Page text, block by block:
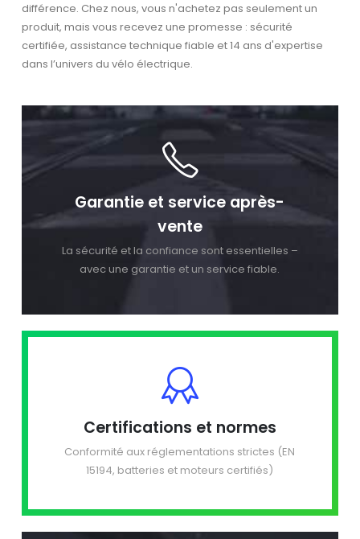
différence. Chez nous, vous n'achetez pas seulement un
produit, mais vous recevez une promesse : sécurité
certifiée, assistance technique fiable et 14 ans d'expertise
dans l’univers du vélo électrique.
Garantie et service après-
vente
La sécurité et la confiance sont essentielles –
avec une garantie et un service fiable.
Certifications et normes
Conformité aux réglementations strictes (EN
15194, batteries et moteurs certifiés)